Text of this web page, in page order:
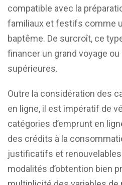
compatible avec la
familiaux et festifs comme
baptême. De surcroît, ce
financer un grand voyage
supérieures.
Outre la considération des
en ligne, il est impératif de
catégories d’emprunt en
des crédits à la
justificatifs et
modalités d’obtention bien